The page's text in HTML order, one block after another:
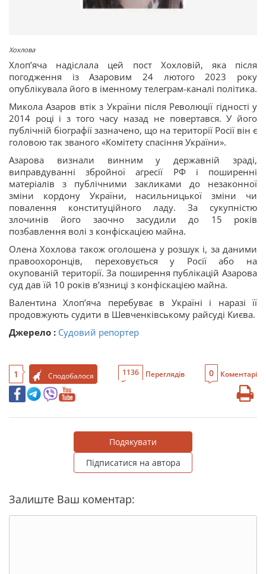
Хохлова
Хлопʼяча надіслала цей пост Хохловій, яка після
погодження із Азаровим 24 лютого 2023 року
опублікувала його в іменному телеграм-каналі політика.
Микола Азаров втік з України після Революції гідності у
2014 році і з того часу назад не повертався. У його
публічній біографії зазначено, що на території Росії він є
головою так званого «Комітету спасіння України».
Азарова визнали винним у державній зраді,
виправдуванні збройної агресії РФ і поширенні
матеріалів з публічними закликами до незаконної
зміни кордону України, насильницької зміни чи
повалення конституційного ладу. За сукупністю
злочинів його заочно засудили до 15 років
позбавлення волі з конфіскацією майна.
Олена Хохлова також оголошена у розшук і, за даними
правоохоронців, переховується у Росії або на
окупованій території. За поширення публікацій Азарова
суд дав їй 10 років вʼязниці з конфіскацією майна.
Валентина Хлопʼяча перебуває в Україні і наразі її
продовжують судити в Шевченківському райсуді Києва.
Джерело : Судовий репортер
1 Сподобалося 1136 Переглядів 0 Коментарі
Подякувати
Підписатися на автора
Залиште Ваш коментар: